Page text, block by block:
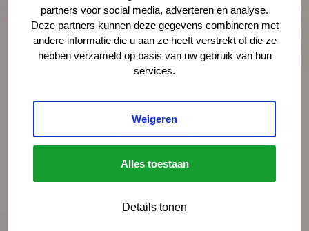
partners voor social media, adverteren en analyse.
Deze partners kunnen deze gegevens combineren met
andere informatie die u aan ze heeft verstrekt of die ze
hebben verzameld op basis van uw gebruik van hun
services.
Weigeren
Alles toestaan
Details tonen